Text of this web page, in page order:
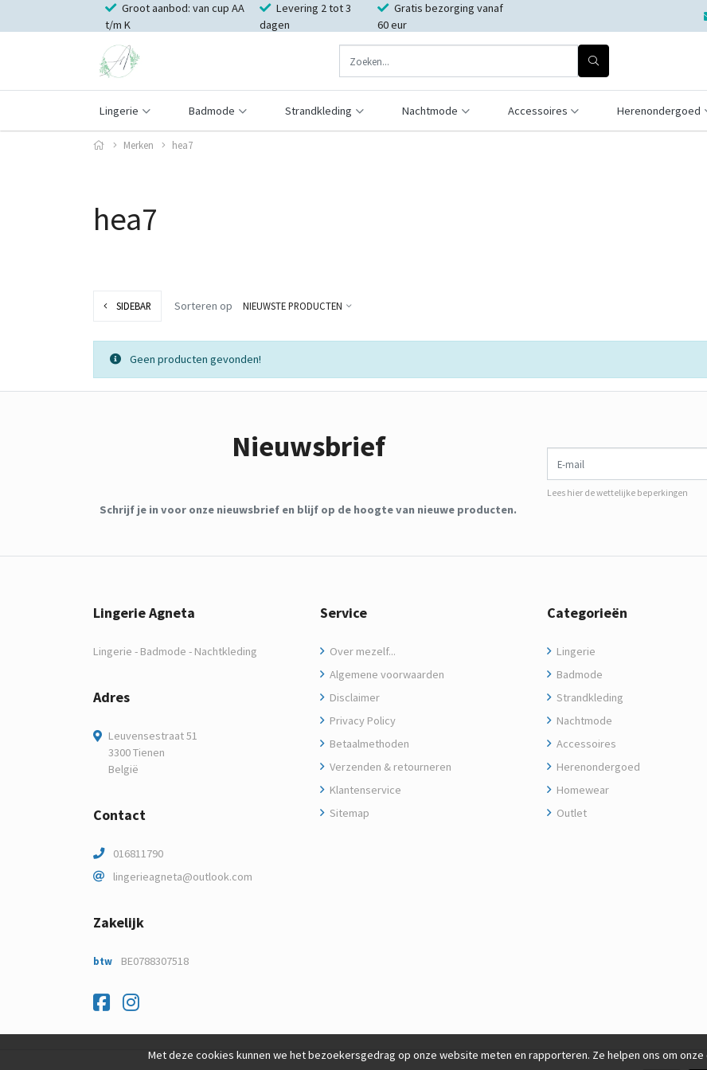
Groot aanbod: van cup AA
t/m K
Levering 2 tot 3
dagen
Gratis bezorging vanaf
60 eur
Lingerie Badmode Strandkleding Nachtmode Accessoires Herenondergoed
Merken hea7
hea7
SIDEBAR Sorteren op NIEUWSTE PRODUCTEN
Geen producten gevonden!
Nieuwsbrief
Schrijf je in voor onze nieuwsbrief en blijf op de hoogte van nieuwe producten.
E-mail
Lees hier de wettelijke beperkingen
Lingerie Agneta
Lingerie - Badmode - Nachtkleding
Adres
Leuvensestraat 51
3300 Tienen
België
Contact
016811790
lingerieagneta@outlook.com
Zakelijk
btw BE0788307518
Facebook
Instagram
Service
Over mezelf...
Algemene voorwaarden
Disclaimer
Privacy Policy
Betaalmethoden
Verzenden & retourneren
Klantenservice
Sitemap
Categorieën
Lingerie
Badmode
Strandkleding
Nachtmode
Accessoires
Herenondergoed
Homewear
Outlet
Met deze cookies kunnen we het bezoekersgedrag op onze website meten en rapporteren. Ze helpen ons om